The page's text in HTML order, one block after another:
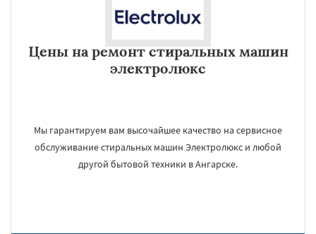
Цены на ремонт стиральных машин
электролюкс
Мы гарантируем вам высочайшее качество на сервисное
обслуживание стиральных машин Электролюкс и любой
другой бытовой техники в Ангарске.